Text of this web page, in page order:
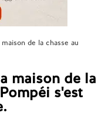
de la chasse au
maison de la
s'est